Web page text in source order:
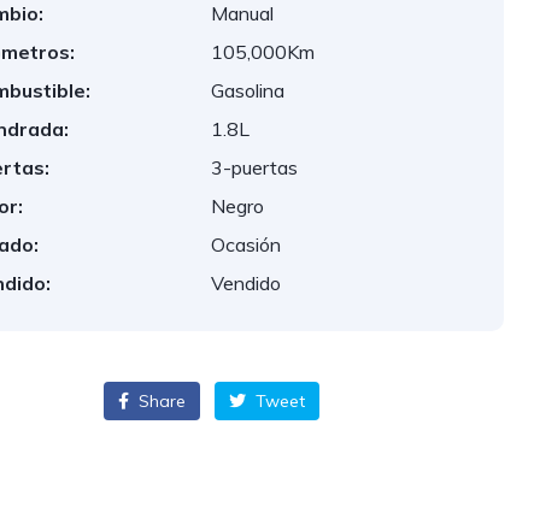
Manual
105,000Km
Gasolina
1.8L
3-puertas
Negro
Ocasión
Vendido
Share Tweet